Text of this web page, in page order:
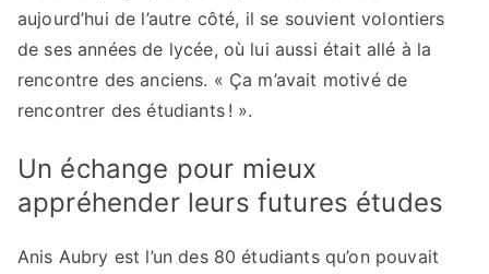
aujourd’hui de l’autre côté, il se souvient volontiers
de ses années de lycée, où lui aussi était allé à la
rencontre des anciens. « Ça m’avait motivé de
rencontrer des étudiants ! ».
Un échange pour mieux
appréhender leurs futures études
Anis Aubry est l’un des 80 étudiants qu’on pouvait